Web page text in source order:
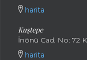
harita
Kuştepe
İnönü Cad. No: 72
harita